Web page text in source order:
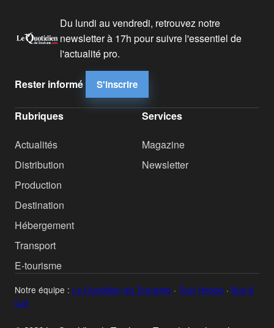
Du lundi au vendredi, retrouvez notre
newsletter à 17h pour suivre l'essentiel de
l'actualité pro.
Rester informé S'inscrire
Rubriques
Actualités
Distribution
Production
Destination
Hébergement
Transport
E-tourisme
Services
Magazine
Newsletter
Notre équipe : Le Quotidien du Tourisme · Tour Hebdo · Bus &
Car